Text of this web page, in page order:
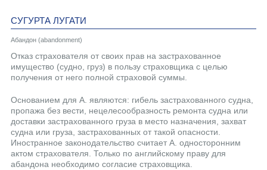
СУГУРТА ЛУГАТИ
Абандон (abandonment)
Отказ страхователя от своих прав на застрахованное
имущество (судно, груз) в пользу страховщика с целью
получения от него полной страховой суммы.
Основанием для А. являются: гибель застрахованного судна,
пропажа без вести, нецелесообразность ремонта судна или
доставки застрахованного груза в место назначения, захват
судна или груза, застрахованных от такой опасности.
Иностранное законодательство считает А. односторонним
актом страхователя. Только по английскому праву для
абандона необходимо согласие страховщика.